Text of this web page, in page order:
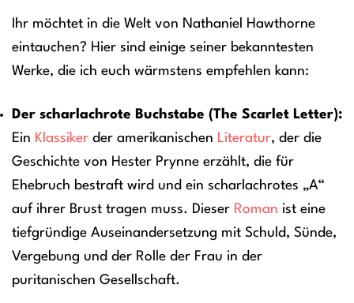
Ihr möchtet in die Welt von Nathaniel Hawthorne
eintauchen? Hier sind einige seiner bekanntesten
Werke, die ich euch wärmstens empfehlen kann:
Der scharlachrote Buchstabe (The Scarlet Letter):
Ein Klassiker der amerikanischen Literatur, der die
Geschichte von Hester Prynne erzählt, die für
Ehebruch bestraft wird und ein scharlachrotes „A“
auf ihrer Brust tragen muss. Dieser Roman ist eine
tiefgründige Auseinandersetzung mit Schuld, Sünde,
Vergebung und der Rolle der Frau in der
puritanischen Gesellschaft.